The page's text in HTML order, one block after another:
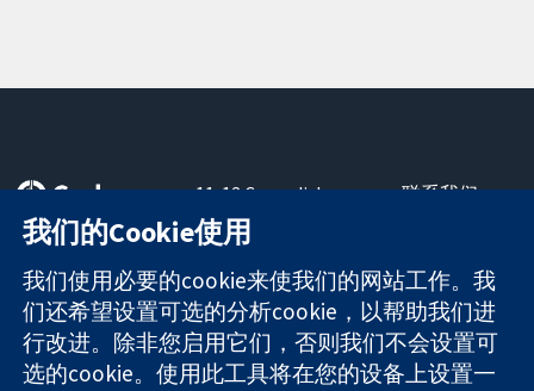
可信任的证据
知情决定
更完善的医疗健
康
11-13 Cavendish
Square
London
W1G 0AN
United Kingdom
联系我们
关于我们
工作机会
Cochrane
Library
我们的Cookie使用
我们使用必要的cookie来使我们的网站工作。我
们还希望设置可选的分析cookie，以帮助我们进
行改进。除非您启用它们，否则我们不会设置可
选的cookie。使用此工具将在您的设备上设置一